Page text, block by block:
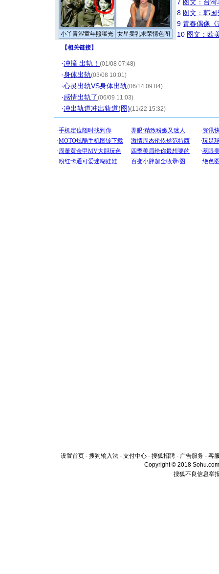
小丫青涩童年照曝光 女星卖乳求荣情色图
7 图文：台
8 图文：韩
9 青春偶像《
10 图文：欧
【相关链接】
·冲撞 出轨！ (01/08 07:48)
·身体出轨(03/08 10:01)
·心灵出轨VS身体出轨(06/14 09:04)
·感情出轨了(06/09 11:03)
·冲出轨道冲出轨道(图)(11/22 15:32)
设置首页 - 搜狗输入法 - 支付中心 - 搜狐招聘 - 广告服务 - 客
Copyright © 2018
搜狐不良信息举